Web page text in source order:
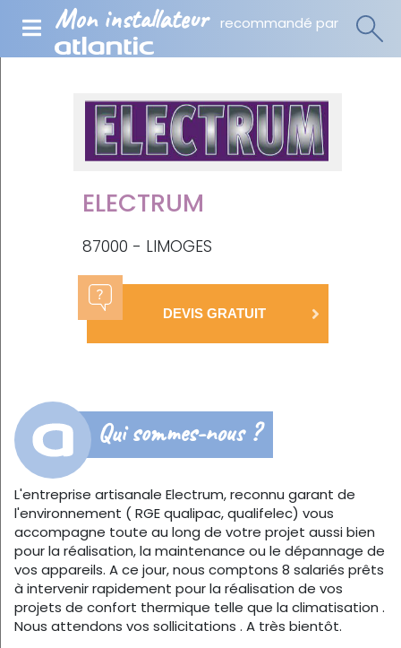
Mon installateur recommandé par
ELECTRUM
87000 - LIMOGES
DEVIS GRATUIT
Qui sommes-nous ?
L'entreprise artisanale Electrum, reconnu garant de
l'environnement ( RGE qualipac, qualifelec) vous
accompagne toute au long de votre projet aussi bien
pour la réalisation, la maintenance ou le dépannage de
vos appareils. A ce jour, nous comptons 8 salariés prêts
à intervenir rapidement pour la réalisation de vos
projets de confort thermique telle que la climatisation .
Nous attendons vos sollicitations . A très bientôt.